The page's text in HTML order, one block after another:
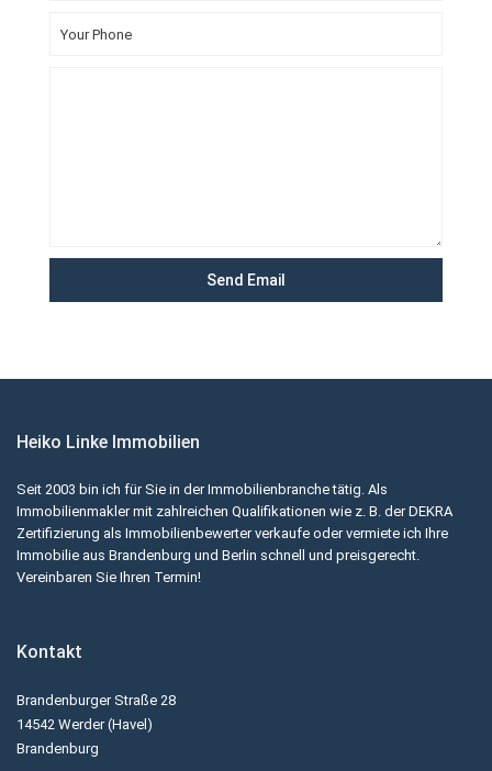
Heiko Linke Immobilien
Seit 2003 bin ich für Sie in der Immobilienbranche tätig. Als
Immobilienmakler mit zahlreichen Qualifikationen wie z. B. der DEKRA
Zertifizierung als Immobilienbewerter verkaufe oder vermiete ich Ihre
Immobilie aus Brandenburg und Berlin schnell und preisgerecht.
Vereinbaren Sie Ihren Termin!
Kontakt
Brandenburger Straße 28
14542 Werder (Havel)
Brandenburg